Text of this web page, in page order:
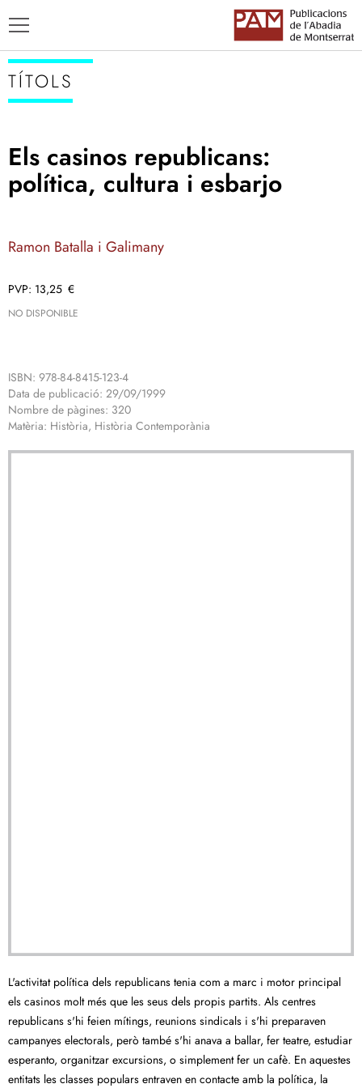
TÍTOLS
TÍTOLS
Els casinos republicans:
política, cultura i esbarjo
Ramon Batalla i Galimany
13,25 €
NO DISPONIBLE
ISBN: 978-84-8415-123-4
Data de publicació: 29/09/1999
Nombre de pàgines: 320
Matèria: Història, Història Contemporània
L'activitat política dels republicans tenia com a marc i motor principal
els casinos molt més que les seus dels propis partits. Als centres
republicans s'hi feien mítings, reunions sindicals i s'hi preparaven
campanyes electorals, però també s'hi anava a ballar, fer teatre, estudiar
esperanto, organitzar excursions, o simplement fer un cafè. En aquestes
entitats les classes populars entraven en contacte amb la política, la